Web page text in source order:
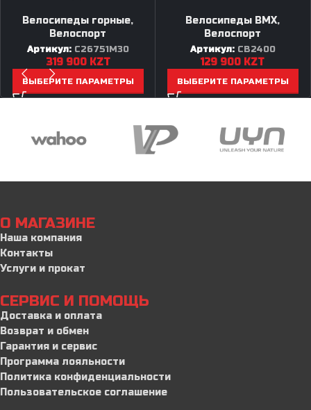
Велосипеды горные,
Велоспорт
Артикул: C26751M30
319 900 KZT
ВЫБЕРИТЕ ПАРАМЕТРЫ
Велосипеды BMX,
Велоспорт
Артикул: CB2400
129 900 KZT
ВЫБЕРИТЕ ПАРАМЕТРЫ
О МАГАЗИНЕ
Наша компания
Контакты
Услуги и прокат
СЕРВИС И ПОМОЩЬ
Доставка и оплата
Возврат и обмен
Гарантия и сервис
Программа лояльности
Политика конфиденциальности
Пользовательское соглашение